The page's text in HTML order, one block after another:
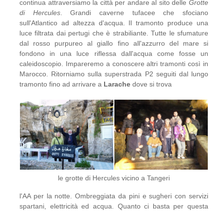
continua attraversiamo la città per andare al sito delle Grotte
di Hercules. Grandi caverne tufacee che sfociano
sull'Atlantico ad altezza d'acqua. Il tramonto produce una
luce filtrata dai pertugi che è strabiliante. Tutte le sfumature
dal rosso purpureo al giallo fino all'azzurro del mare si
fondono in una luce riflessa dall'acqua come fosse un
caleidoscopio. Impareremo a conoscere altri tramonti così in
Marocco. Ritorniamo sulla superstrada P2 seguiti dal lungo
tramonto fino ad arrivare a Larache dove si trova
le grotte di Hercules vicino a Tangeri
l'AA per la notte. Ombreggiata da pini e sugheri con servizi
spartani, elettricità ed acqua. Quanto ci basta per questa